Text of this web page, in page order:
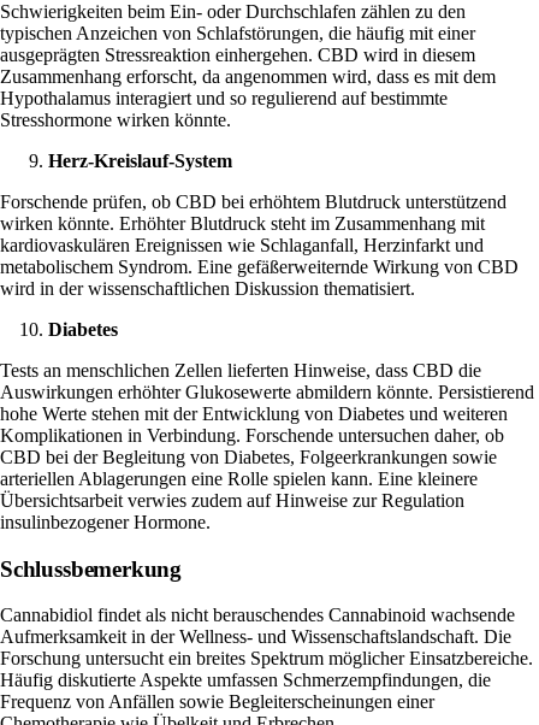
Schwierigkeiten beim Ein- oder Durchschlafen zählen zu den
typischen Anzeichen von Schlafstörungen, die häufig mit einer
ausgeprägten Stressreaktion einhergehen. CBD wird in diesem
Zusammenhang erforscht, da angenommen wird, dass es mit dem
Hypothalamus interagiert und so regulierend auf bestimmte
Stresshormone wirken könnte.
Herz-Kreislauf-System
Forschende prüfen, ob CBD bei erhöhtem Blutdruck unterstützend
wirken könnte. Erhöhter Blutdruck steht im Zusammenhang mit
kardiovaskulären Ereignissen wie Schlaganfall, Herzinfarkt und
metabolischem Syndrom. Eine gefäßerweiternde Wirkung von CBD
wird in der wissenschaftlichen Diskussion thematisiert.
Diabetes
Tests an menschlichen Zellen lieferten Hinweise, dass CBD die
Auswirkungen erhöhter Glukosewerte abmildern könnte. Persistierend
hohe Werte stehen mit der Entwicklung von Diabetes und weiteren
Komplikationen in Verbindung. Forschende untersuchen daher, ob
CBD bei der Begleitung von Diabetes, Folgeerkrankungen sowie
arteriellen Ablagerungen eine Rolle spielen kann. Eine kleinere
Übersichtsarbeit verwies zudem auf Hinweise zur Regulation
insulinbezogener Hormone.
Schlussbemerkung
Cannabidiol findet als nicht berauschendes Cannabinoid wachsende
Aufmerksamkeit in der Wellness- und Wissenschaftslandschaft. Die
Forschung untersucht ein breites Spektrum möglicher Einsatzbereiche.
Häufig diskutierte Aspekte umfassen Schmerzempfindungen, die
Frequenz von Anfällen sowie Begleiterscheinungen einer